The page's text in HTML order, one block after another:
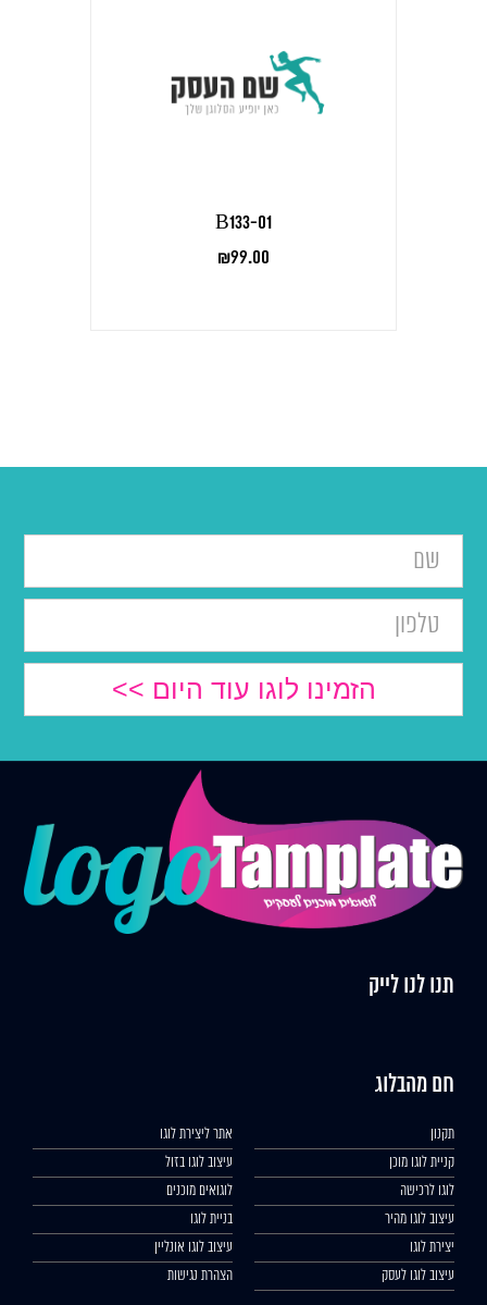
B133-01
₪99.00
תנו לנו לייק
חם מהבלוג
תקנון
אתר ליצירת לוגו
קניית לוגו מוכן
עיצוב לוגו בזול
לוגו לרכישה
לוגואים מוכנים
עיצוב לוגו מהיר
בניית לוגו
יצירת לוגו
עיצוב לוגו אונליין
עיצוב לוגו לעסק
הצהרת נגישות